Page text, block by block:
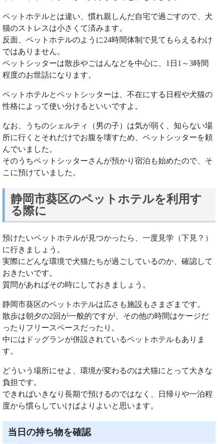
ペットホテルとは違い、慣れ親しんだ自宅で過ごすので、犬
猫のストレスは小さくて済みます。
反面、ペットホテルのように24時間体制で見てもらえるわけ
ではありません。
ペットシッターは散歩やごはんなどを中心に、1日1～3時間
程度のお世話になります。
ペットホテルとペットシッターは、不在にする日程や犬猫の
性格によって使い分けるといいですよ。
なお、うちのシェルティ（男の子）は気が弱く、知らない場
所に行くとそれだけでお腹を壊すため、ペットシッターを頼
んでいました。
そのうちペットシッターさんが預かり宿泊も始めたので、そ
こに預けていました。
静岡市葵区のペットホテルを利用す
る際に
預けたいペットホテルが見つかったら、一度見学（下見？）
に行きましょう。
実際にどんな環境で犬猫たちが過ごしているのか、確認して
おきたいです。
質問があればその時にしておきましょう。
静岡市葵区のペットホテルは広さも施設もさまざまです。
散歩は朝夕の2回が一般的ですが、その他の時間はケージだ
ったりフリースペースだったり。
中にはドッグランが併設されているペットホテルもありま
す。
どういう場所にせよ、環境が変わるのは犬猫にとって大きな
負担です。
できればいきなり長期で預けるのではなく、日帰りや一泊程
度から慣らしていけばよりよいと思います。
当日の持ち物を確認